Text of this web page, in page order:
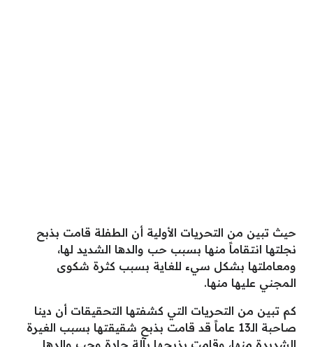
حيث تبين من التحريات الأولية أن الطفلة قامت بذبح
نجلتها انتقاماً منها بسبب حب والدها الشديد لها،
ومعاملتها بشكل سيء للغاية بسبب كثرة شكوى
المجني عليها منها.
كم تبين من التحريات التي كشفتها التحقيقات أن دينا
صاحبة الـ13 عاماً قد قامت بذبح شقيقتها بسبب الغيرة